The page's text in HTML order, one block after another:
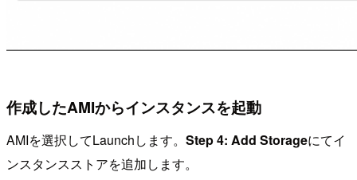
作成したAMIからインスタンスを起動
AMIを選択してLaunchします。 Step 4: Add Storageにてイ
ンスタンスストアを追加します。